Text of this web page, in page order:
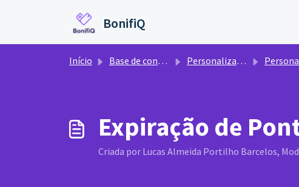
BonifiQ
Início Base de conhecimento Personalizações
Expiração de
Criada por Lucas Almeida Portilho Barcelos,